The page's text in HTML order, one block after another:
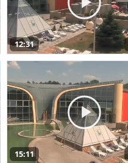
12:31
15:11